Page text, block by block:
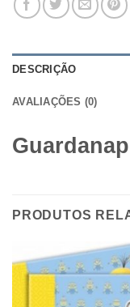
DESCRIÇÃO
AVALIAÇÕES (0)
PRODUTOS